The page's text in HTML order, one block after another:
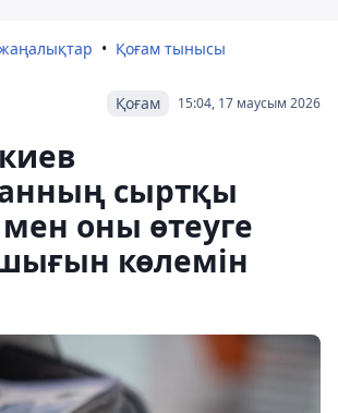
Қоғам тынысы
15:04, 17 маусым 2026
Қоғам
сыртқы
оны өтеуге
көлемін